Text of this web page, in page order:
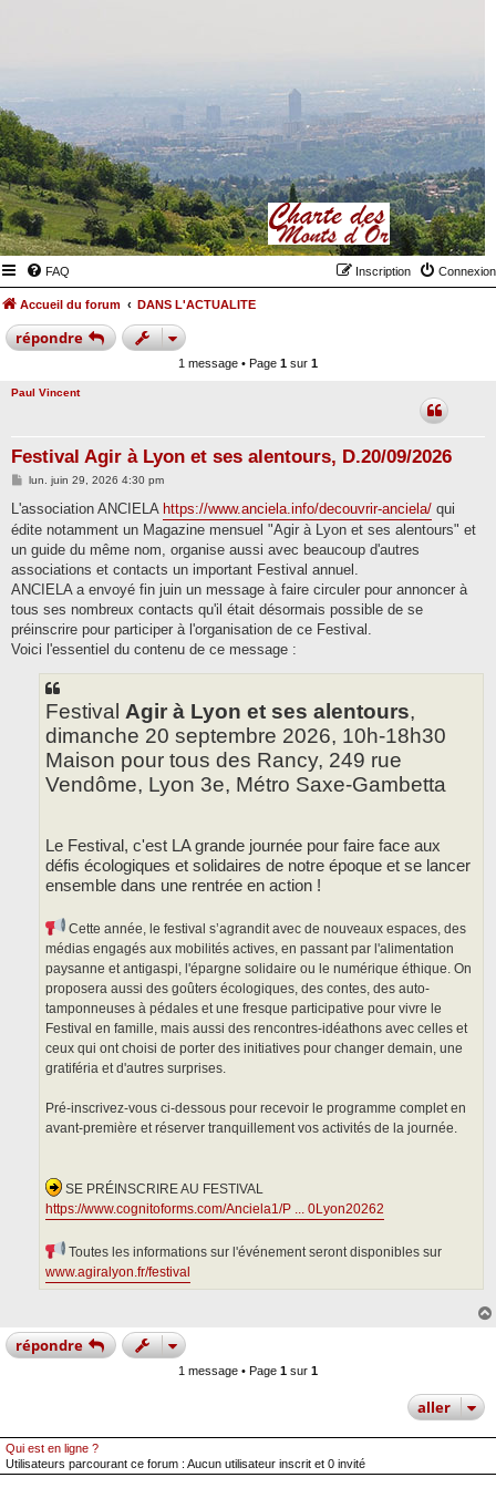
FAQ Connexion
Inscription
Accueil du forum DANS L'ACTUALITE
répondre
1 message • Page 1 sur 1
Paul Vincent
Festival Agir à Lyon et ses alentours, D.20/09/2026
M
s
a
g
e
lun. juin 29, 2026 4:30 pm
L'association ANCIELA https://www.anciela.info/decouvrir-anciela/ qui
édite notamment un Magazine mensuel "Agir à Lyon et ses alentours" et
un guide du même nom, organise aussi avec beaucoup d'autres
associations et contacts un important Festival annuel.
ANCIELA a envoyé fin juin un message à faire circuler pour annoncer à
tous ses nombreux contacts qu'il était désormais possible de se
préinscrire pour participer à l'organisation de ce Festival.
Voici l'essentiel du contenu de ce message :
Festival Agir à Lyon et ses alentours,
dimanche 20 septembre 2026, 10h-18h30
Maison pour tous des Rancy, 249 rue
Vendôme, Lyon 3e, Métro Saxe-Gambetta
Le Festival, c'est LA grande journée pour faire face aux
défis écologiques et solidaires de notre époque et se lancer
ensemble dans une rentrée en action !
Cette année, le festival s’agrandit avec de nouveaux espaces, des
médias engagés aux mobilités actives, en passant par l'alimentation
paysanne et antigaspi, l'épargne solidaire ou le numérique éthique. On
proposera aussi des goûters écologiques, des contes, des auto-
tamponneuses à pédales et une fresque participative pour vivre le
Festival en famille, mais aussi des rencontres-idéathons avec celles et
ceux qui ont choisi de porter des initiatives pour changer demain, une
gratiféria et d'autres surprises.
Pré-inscrivez-vous ci-dessous pour recevoir le programme complet en
avant-première et réserver tranquillement vos activités de la journée.
SE PRÉINSCRIRE AU FESTIVAL
https://www.cognitoforms.com/Anciela1/P ... 0Lyon20262
Toutes les informations sur l'événement seront disponibles sur
www.agiralyon.fr/festival
répondre
1 message • Page 1 sur 1
aller
Qui est en ligne ?
Utilisateurs parcourant ce forum : Aucun utilisateur inscrit et 0 invité